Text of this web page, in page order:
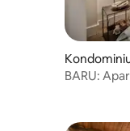
BARU: